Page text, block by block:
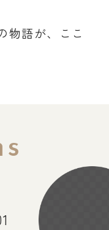
物語が、ここ